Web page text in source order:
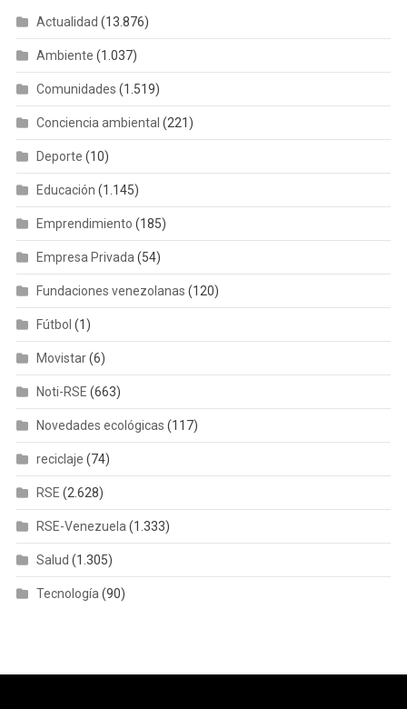
Actualidad (13.876)
Ambiente (1.037)
Comunidades (1.519)
Conciencia ambiental (221)
Deporte (10)
Educación (1.145)
Emprendimiento (185)
Empresa Privada (54)
Fundaciones venezolanas (120)
Fútbol (1)
Movistar(6)
Noti-RSE (663)
Novedades ecológicas (117)
reciclaje (74)
RSE (2.628)
RSE-Venezuela (1.333)
Salud (1.305)
Tecnología (90)